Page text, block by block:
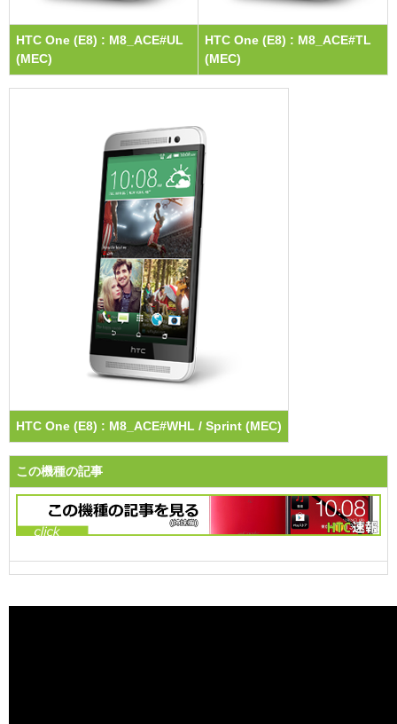
HTC One (E8) : M8_ACE#UL
(MEC)
HTC One (E8) : M8_ACE#TL
(MEC)
HTC One (E8) : M8_ACE#WHL / Sprint (MEC)
この機種の記事